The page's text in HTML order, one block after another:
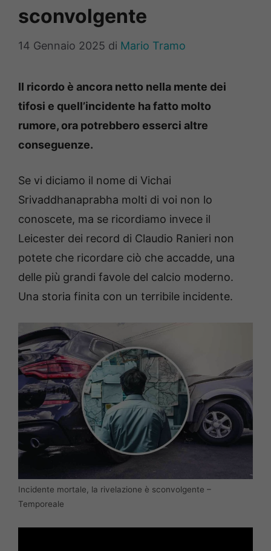
sconvolgente
14 Gennaio 2025 di Mario Tramo
Il ricordo è ancora netto nella mente dei
tifosi e quell’incidente ha fatto molto
rumore, ora potrebbero esserci altre
conseguenze.
Se vi diciamo il nome di Vichai
Srivaddhanaprabha molti di voi non lo
conoscete, ma se ricordiamo invece il
Leicester dei record di Claudio Ranieri non
potete che ricordare ciò che accadde, una
delle più grandi favole del calcio moderno.
Una storia finita con un terribile incidente.
Incidente mortale, la rivelazione è sconvolgente –
Temporeale